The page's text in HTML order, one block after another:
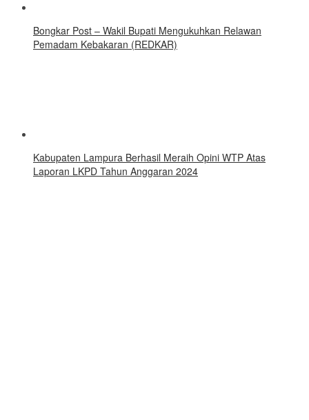
Bongkar Post – Wakil Bupati Mengukuhkan Relawan
Pemadam Kebakaran (REDKAR)
Kabupaten Lampura Berhasil Meraih Opini WTP Atas
Laporan LKPD Tahun Anggaran 2024